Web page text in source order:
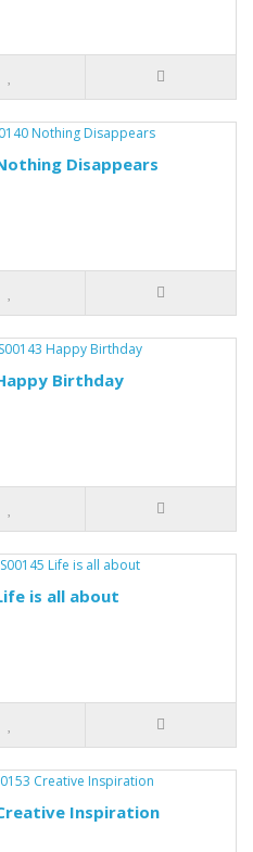
Disappears
Birthday
is all about
Inspiration